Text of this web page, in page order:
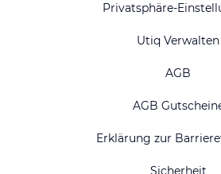
Privatsphäre-
Utiq Verwalten
AGB
AGB
Erklärung zur
Sicherheit